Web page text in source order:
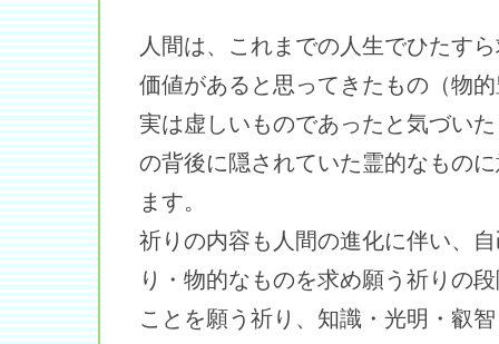
人間は、これまでの人生でひたす
価値があると思ってきたもの（物
実は虚しいものであったと気づい
の背後に隠されていた霊的なもの
ます。
祈りの内容も人間の進化に伴い、
り・物的なものを求め願う祈りの
ことを願う祈り、知識・光明・叡